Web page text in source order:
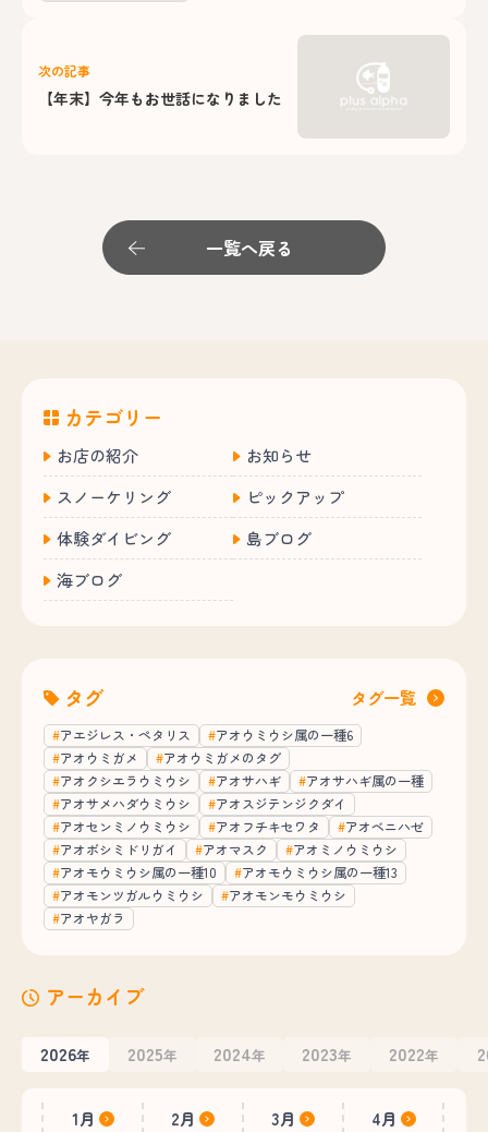
次の記事
【年末】今年もお世話になりました
一覧へ戻る
カテゴリー
お店の紹介
お知らせ
スノーケリング
ピックアップ
体験ダイビング
島ブログ
海ブログ
タグ タグ一覧
アエジレス・ペタリス
アオウミウシ属の一種6
アオウミガメ
アオウミガメのタグ
アオクシエラウミウシ
アオサハギ
アオサハギ属の一種
アオサメハダウミウシ
アオスジテンジクダイ
アオセンミノウミウシ
アオフチキセワタ
アオベニハゼ
アオボシミドリガイ
アオマスク
アオミノウミウシ
アオモウミウシ属の一種10
アオモウミウシ属の一種13
アオモンツガルウミウシ
アオモンモウミウシ
アオヤガラ
アーカイブ
2026年 2025年 2024年 2023年 2022年
1月 2月 3月
4月